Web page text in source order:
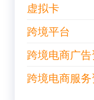
虚拟卡
跨境平台
跨境电商广
跨境电商服